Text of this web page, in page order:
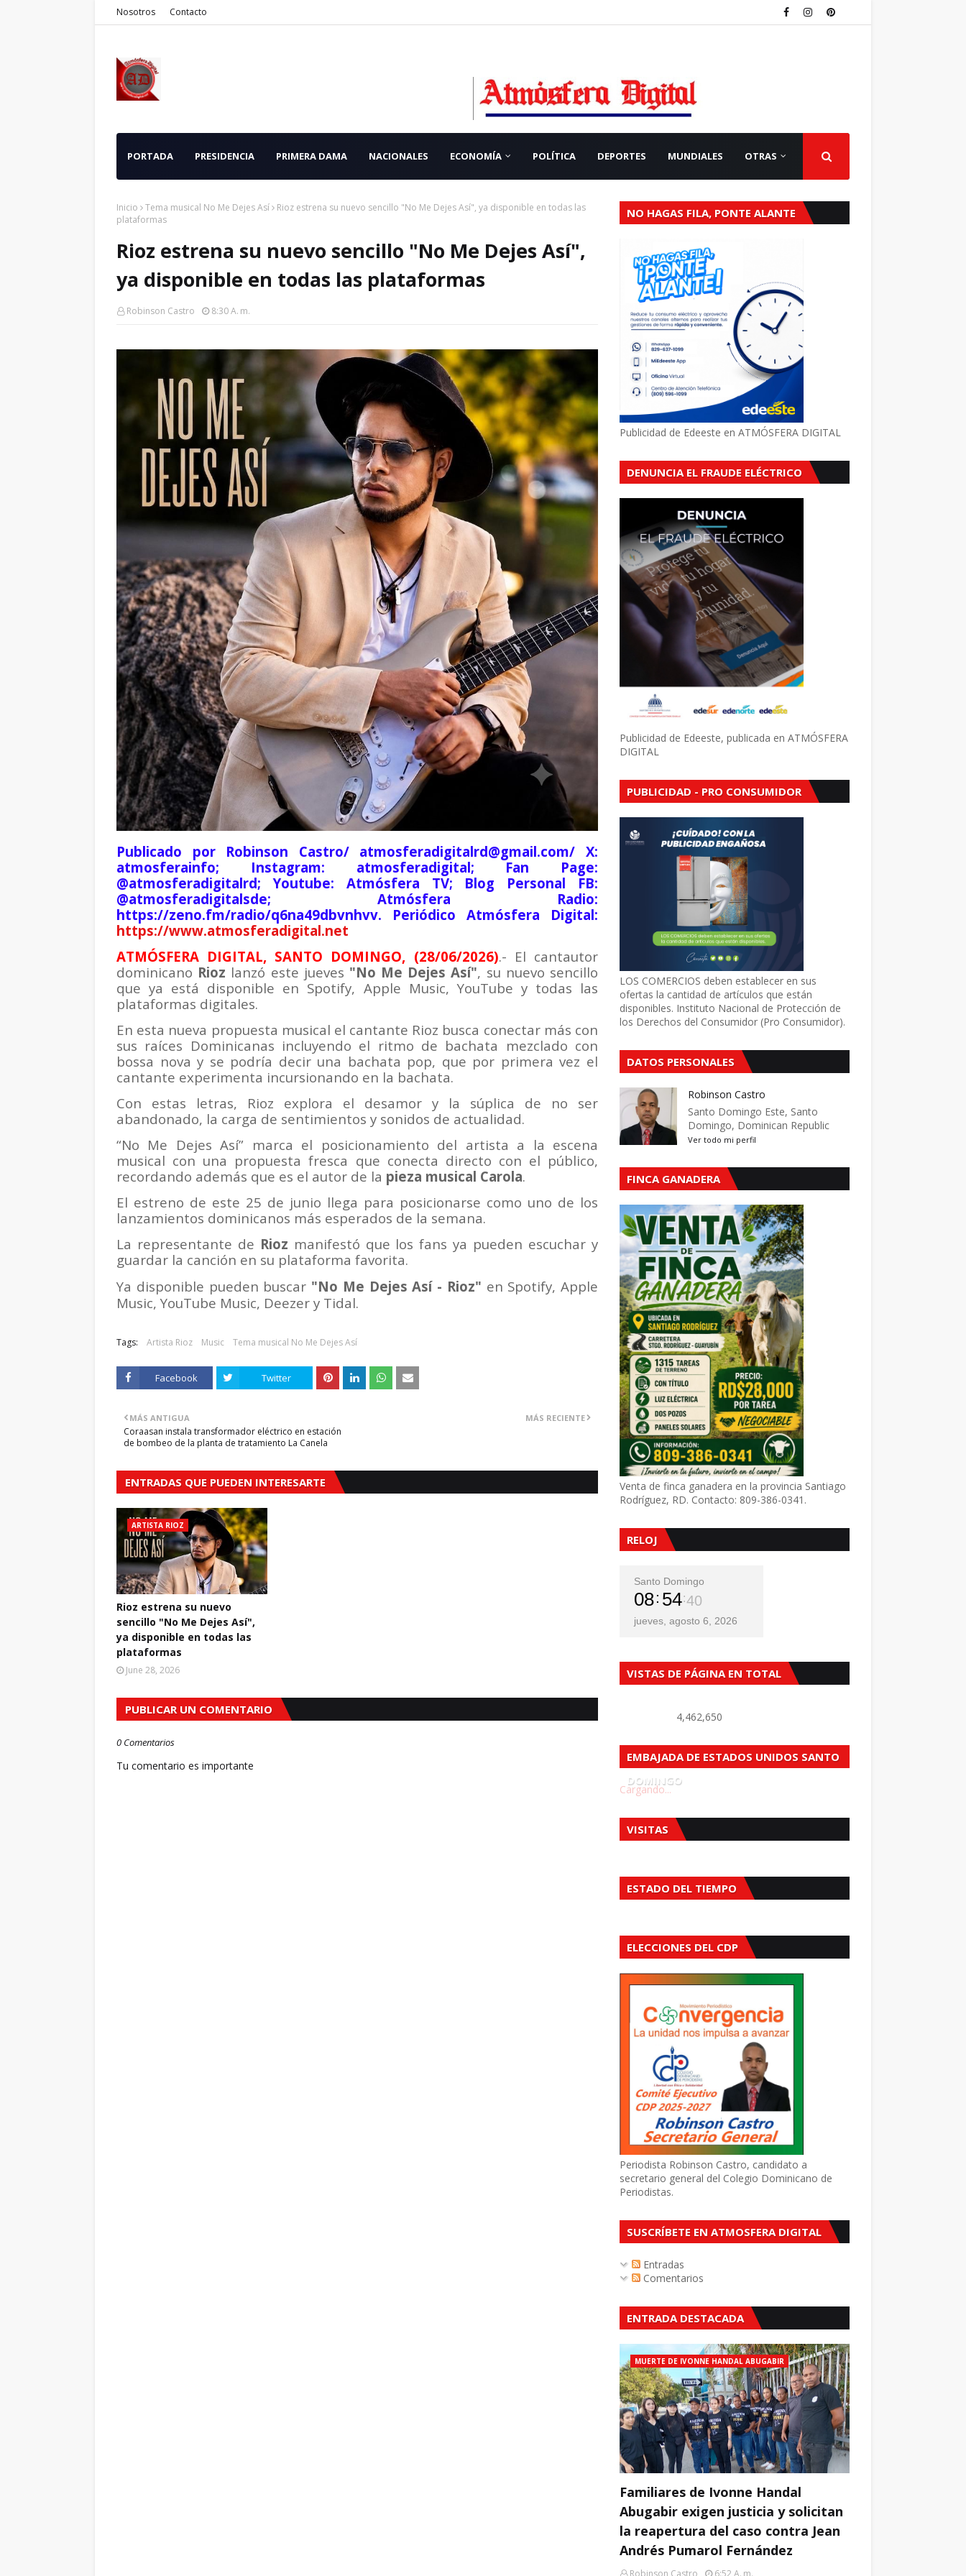
Nosotros Contacto
PORTADA PRESIDENCIA PRIMERA DAMA NACIONALES ECONOMÍA POLÍTICA DEPORTES MUNDIALES OTRAS
Inicio Tema musical No Me Dejes Así
Rioz estrena su nuevo sencillo "No Me Dejes Así", ya disponible en todas las
plataformas
Rioz estrena su nuevo sencillo "No Me Dejes Así",
ya disponible en todas las plataformas
Robinson Castro 8:30 A. M.
Publicado por Robinson Castro/ atmosferadigitalrd@gmail.com/ X:
atmosferainfo; Instagram: atmosferadigital; Fan Page:
@atmosferadigitalrd; Youtube: Atmósfera TV; Blog Personal FB:
@atmosferadigitalsde; Atmósfera Radio:
https://zeno.fm/radio/q6na49dbvnhvv. Periódico Atmósfera Digital:
https://www.atmosferadigital.net
ATMÓSFERA DIGITAL, SANTO DOMINGO, (28/06/2026).- El cantautor
dominicano Rioz lanzó este jueves "No Me Dejes Así", su nuevo sencillo
que ya está disponible en Spotify, Apple Music, YouTube y todas las
plataformas digitales.
En esta nueva propuesta musical el cantante Rioz busca conectar más con
sus raíces Dominicanas incluyendo el ritmo de bachata mezclado con
bossa nova y se podría decir una bachata pop, que por primera vez el
cantante experimenta incursionando en la bachata.
Con estas letras, Rioz explora el desamor y la súplica de no ser
abandonado, la carga de sentimientos y sonidos de actualidad.
“No Me Dejes Así” marca el posicionamiento del artista a la escena
musical con una propuesta fresca que conecta directo con el público,
recordando además que es el autor de la pieza musical Carola.
El estreno de este 25 de junio llega para posicionarse como uno de los
lanzamientos dominicanos más esperados de la semana.
La representante de Rioz manifestó que los fans ya pueden escuchar y
guardar la canción en su plataforma favorita.
Ya disponible pueden buscar "No Me Dejes Así - Rioz" en Spotify, Apple
Music, YouTube Music, Deezer y Tidal.
Tags: Artista Rioz Music Tema musical No Me Dejes Así
Facebook Twitter
MÁS RECIENTE
MÁS ANTIGUA
Coraasan instala transformador eléctrico en estación
de bombeo de la planta de tratamiento La Canela
ENTRADAS QUE PUEDEN INTERESARTE
ARTISTA RIOZ
Rioz estrena su nuevo
sencillo "No Me Dejes Así",
ya disponible en todas las
plataformas
June 28, 2026
PUBLICAR UN COMENTARIO
0 Comentarios
Tu comentario es importante
NO HAGAS FILA, PONTE ALANTE
Publicidad de Edeeste en ATMÓSFERA DIGITAL
DENUNCIA EL FRAUDE ELÉCTRICO
Publicidad de Edeeste, publicada en ATMÓSFERA
DIGITAL
PUBLICIDAD - PRO CONSUMIDOR
LOS COMERCIOS deben establecer en sus
ofertas la cantidad de artículos que están
disponibles. Instituto Nacional de Protección de
los Derechos del Consumidor (Pro Consumidor).
DATOS PERSONALES
Robinson Castro
Santo Domingo Este, Santo
Domingo, Dominican Republic
Ver todo mi perfil
FINCA GANADERA
Venta de finca ganadera en la provincia Santiago
Rodríguez, RD. Contacto: 809-386-0341.
RELOJ
Santo Domingo
08 54 41
jueves, agosto 6, 2026
VISTAS DE PÁGINA EN TOTAL
4,462,650
EMBAJADA DE ESTADOS UNIDOS SANTO
DOMINGO
Cargando...
VISITAS
ESTADO DEL TIEMPO
ELECCIONES DEL CDP
Periodista Robinson Castro, candidato a
secretario general del Colegio Dominicano de
Periodistas.
SUSCRÍBETE EN ATMOSFERA DIGITAL
Entradas
Comentarios
ENTRADA DESTACADA
MUERTE DE IVONNE HANDAL ABUGABIR
Familiares de Ivonne Handal
Abugabir exigen justicia y solicitan
la reapertura del caso contra Jean
Andrés Pumarol Fernández
Robinson Castro 6:52 A. M.